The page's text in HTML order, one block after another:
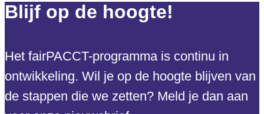
Blijf op de hoogte!
Het fairPACCT-programma is continu in
ontwikkeling. Wil je op de hoogte blijven van
de stappen die we zetten? Meld je dan aan